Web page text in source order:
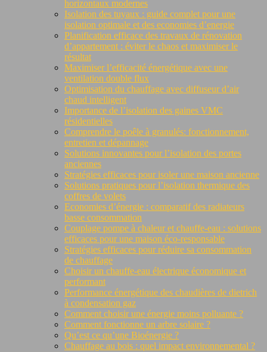
horizontaux modernes
Isolation des tuyaux : guide complet pour une
isolation optimale et des economies d’energie
Planification efficace des travaux de rénovation
d’appartement : éviter le chaos et maximiser le
résultat
Maximiser l’efficacité énergétique avec une
ventilation double flux
Optimisation du chauffage avec diffuseur d’air
chaud intelligent
Importance de l’isolation des gaines VMC
résidentielles
Comprendre le poêle à granulés: fonctionnement,
entretien et dépannage
Solutions innovantes pour l’isolation des portes
anciennes
Stratégies efficaces pour isoler une maison ancienne
Solutions pratiques pour l’isolation thermique des
coffres de volets
Economies d’énergie : comparatif des radiateurs
basse consommation
Couplage pompe à chaleur et chauffe-eau : solutions
efficaces pour une maison éco-responsable
Stratégies efficaces pour réduire sa consommation
de chauffage
Choisir un chauffe-eau électrique économique et
performant
Performance énergétique des chaudières de dietrich
à condensation gaz
Comment choisir une énergie moins polluante ?
Comment fonctionne un arbre solaire ?
Qu’est ce qu’une Bioénergie ?
Chauffage au bois : quel impact environnemental ?